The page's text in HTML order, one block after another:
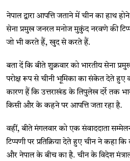
नेपाल द्वारा आपत्ति जताने में चीन का हाथ
सेना प्रमुख जनरल मनोज मुकुंद नरवणे की
जो भी करते हैं, खुद से करते हैं.
बता दें कि बीते शुक्रवार को भारतीय सेना
परोक्ष रूप से चीनी भूमिका का संकेत देते हुए
कारण हैं कि उत्तराखंड के लिपुलेख दर्रे तक
किसी और के कहने पर आपत्ति जता रहा है.
वहीं, बीते मंगलवार को एक संवाददाता
टिप्पणी पर प्रतिक्रिया देते हुए चीन ने कहा कि
और नेपाल के बीच का है. चीन के विदेश